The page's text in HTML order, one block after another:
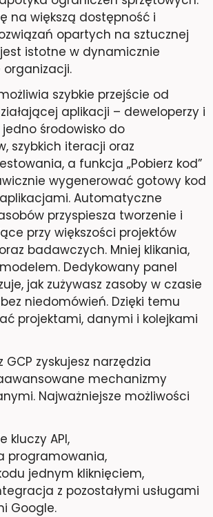
na większą dostępność i
opartych na sztucznej
istotne w dynamicznie
organizacji.
szybkie przejście od
aplikacji – deweloperzy i
środowisko do
szybkich iteracji oraz
a funkcja „Pobierz kod”
wygenerować gotowy kod
Automatyczne
przyspiesza tworzenie i
przy większości projektów
badawczych. Mniej klikania,
Dedykowany panel
jak zużywasz zasoby w czasie
niedomówień. Dzięki temu
projektami, danymi i kolejkami
GCP zyskujesz narzędzia
mechanizmy
Najważniejsze możliwości
kluczy API,
programowania,
jednym kliknięciem,
z pozostałymi usługami
Google.